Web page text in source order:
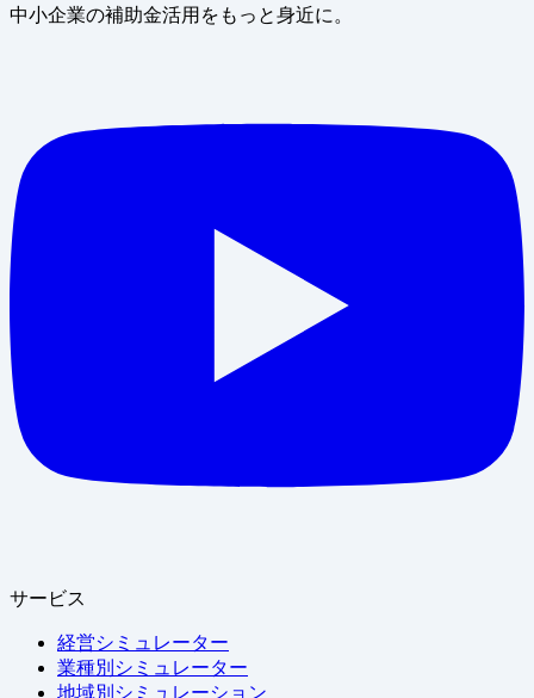
中小企業の補助金活用をもっと身近に。
サービス
経営シミュレーター
業種別シミュレーター
地域別シミュレーション